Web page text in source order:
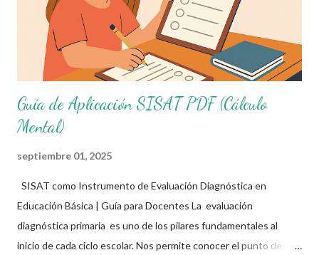
Escritura creativa Cálculo mental Resolución de problemas
matemáticos Está diseñado para ser aplicado principalmente e...
Guía de Aplicación SISAT PDF (Cálculo
Mental)
septiembre 01, 2025
SISAT como Instrumento de Evaluación Diagnóstica en
Educación Básica | Guía para Docentes La evaluación
diagnóstica primaria es uno de los pilares fundamentales al
inicio de cada ciclo escolar. Nos permite conocer el punto de